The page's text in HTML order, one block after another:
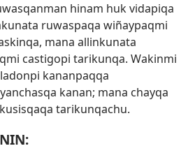
hinam huk vidapiqa
ruwaspaqa wiñaypaqmi
mana allinkunata
castigopi tarikunqa. Wakinmi
kananpaqqa
kanan; mana chayqa
tarikunqachu.